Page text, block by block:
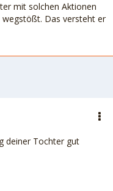
mit solchen Aktionen
Das versteht er
deiner Tochter gut